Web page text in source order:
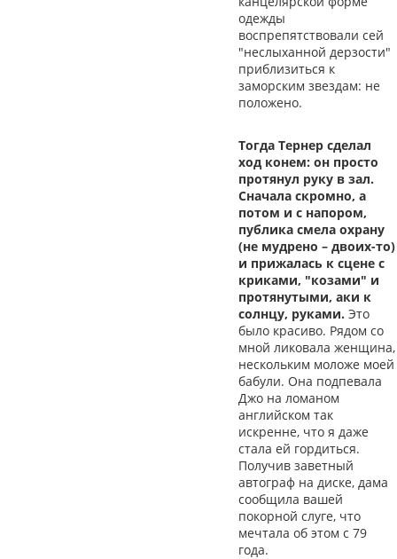
одежды
воспрепятствовали сей
"неслыханной дерзости"
приблизиться к
заморским звездам: не
положено.
Тогда Тернер сделал
ход конем: он просто
протянул руку в зал.
Сначала скромно, а
потом и с напором,
публика смела охрану
(не мудрено – двоих-то)
и прижалась к сцене с
криками, "козами" и
протянутыми, аки к
солнцу, руками. Это
было красиво. Рядом со
мной ликовала женщина,
нескольким моложе моей
бабули. Она подпевала
Джо на ломаном
английском так
искренне, что я даже
стала ей гордиться.
Получив заветный
автограф на диске, дама
сообщила вашей
покорной слуге, что
мечтала об этом с 79
года.